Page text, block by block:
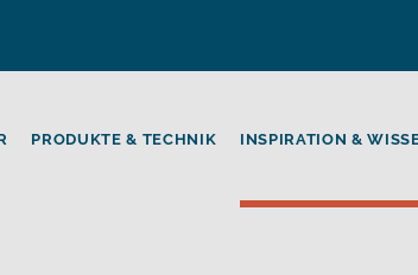
PRODUKTE & TECHNIK INSPIRATION &